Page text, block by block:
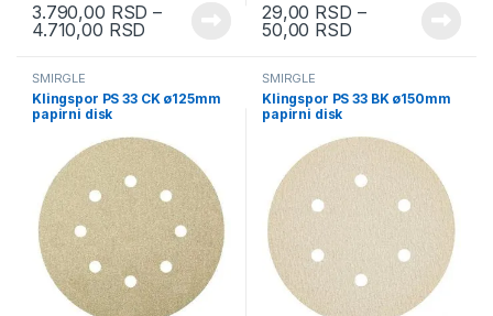
3.790,00 RSD –
4.710,00 RSD
29,00 RSD –
50,00 RSD
ŠMIRGLE
Klingspor PS 33 CK ø125mm
papirni disk
ŠMIRGLE
Klingspor PS 33 BK ø150mm
papirni disk